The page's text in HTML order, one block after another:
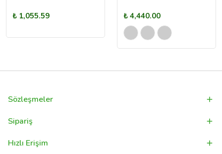
₺ 1,055.59 ₺ 4,440.00
Sözleşmeler
Sipariş
Hızlı Erişim